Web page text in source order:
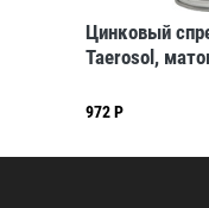
Цинковый
Taerosol,
972 Р